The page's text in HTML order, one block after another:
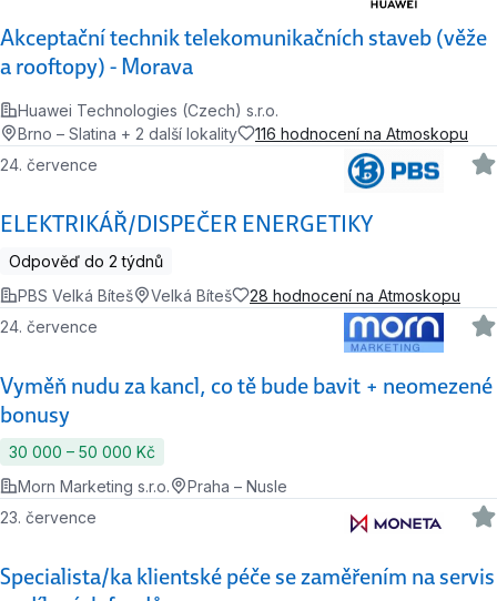
Akceptační technik telekomunikačních staveb (věže
a rooftopy) - Morava
Huawei Technologies (Czech) s.r.o.
Brno – Slatina + 2 další lokality
116 hodnocení na Atmoskopu
ELEKTRIKÁŘ/DISPEČER ENERGETIKY
24. července
Odpověď do 2 týdnů
PBS Velká Bíteš
Velká Bíteš 28 hodnocení na Atmoskopu
Vyměň nudu za kancl, co tě bude bavit + neomezené
bonusy
24. července
30 000 ‍–‍ 50 000 Kč
Morn Marketing s.r.o.
Praha – Nusle
Specialista/ka klientské péče se zaměřením na servis
23. července